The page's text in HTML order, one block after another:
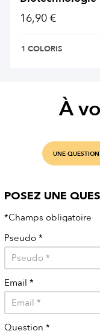
16,90 €
1 COLORIS
À
UNE
POSEZ UNE
*Champs obligatoire
Pseudo *
Email *
Question *